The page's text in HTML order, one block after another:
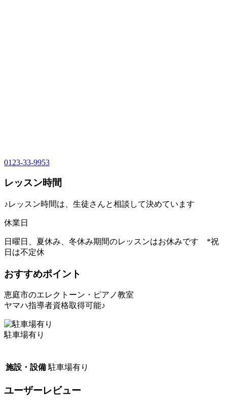
0123-33-9953
レッスン時間
♪レッスン時間は、生徒さんと相談して決めています
休業日
日曜日、夏休み、冬休み期間のレッスンはお休みです *祝
日は不定休
おすすめポイント
恵庭市のエレクトーン・ピアノ教室
ヤマハ指導者資格取得可能♪
駐車場有り
施設・設備 駐車場有り
ユーザーレビュー